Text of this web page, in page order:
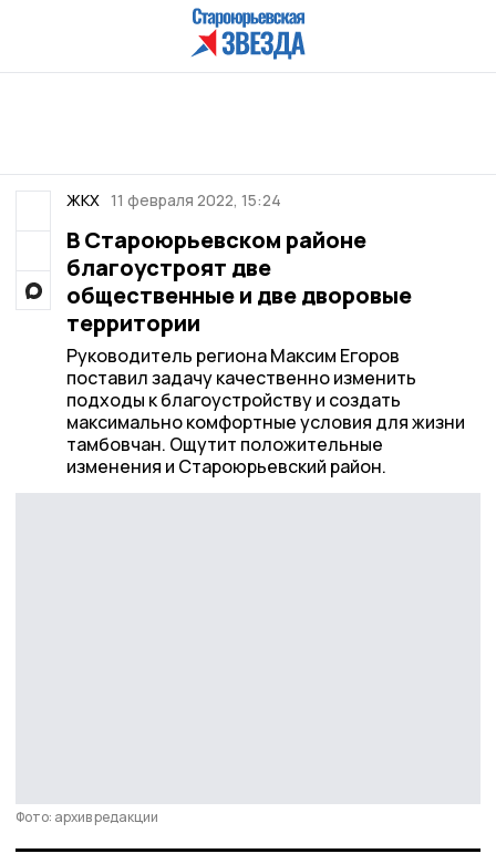
ЖКХ 11 февраля 2022, 15:24
В Староюрьевском районе
благоустроят две
общественные и две дворовые
территории
Руководитель региона Максим Егоров
поставил задачу качественно изменить
подходы к благоустройству и создать
максимально комфортные условия для жизни
тамбовчан. Ощутит положительные
изменения и Староюрьевский район.
Фото: архив редакции